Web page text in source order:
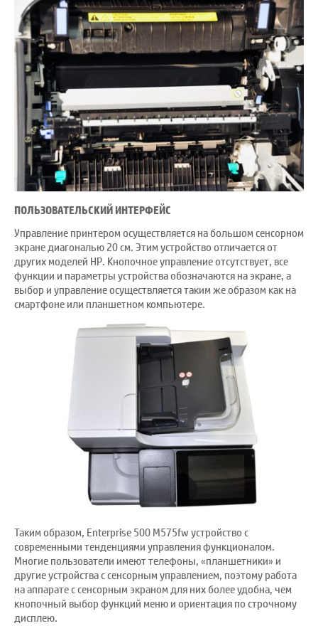
ПОЛЬЗОВАТЕЛЬСКИЙ ИНТЕРФЕЙС
Управление принтером осуществляется на большом сенсорном
экране диагональю 20 см. Этим устройство отличается от
других моделей HP. Кнопочное управление отсутствует, все
функции и параметры устройства обозначаются на экране, а
выбор и управление осуществляется таким же образом как на
смартфоне или планшетном компьютере.
Таким образом, Enterprise 500 M575fw устройство с
современными тенденциями управления функционалом.
Многие пользователи имеют телефоны, «планшетники» и
другие устройства с сенсорным управлением, поэтому работа
на аппарате с сенсорным экраном для них более удобна, чем
кнопочный выбор функций меню и ориентация по строчному
дисплею.